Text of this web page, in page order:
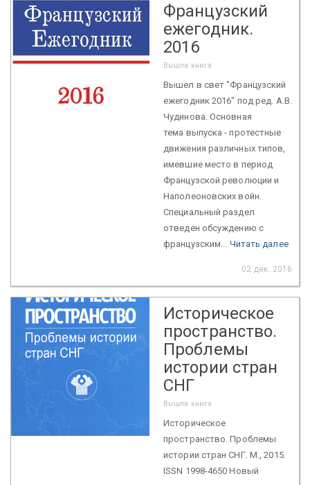
Французский
ежегодник.
2016
Вышла книга
Вышел в свет "Французский
ежегодник 2016" под ред. А.В.
Чудинова. Основная
тема выпуска - протестные
движения различных типов,
имевшие место в период
Французской революции и
Наполеоновских войн.
Специальный раздел
отведен обсуждению с
французским... Читать далее
02 дек. 2016
Историческое
пространство.
Проблемы
истории стран
СНГ
Вышла книга
Историческое
пространство. Проблемы
истории стран СНГ. М., 2015.
ISSN 1998-4650 Новый